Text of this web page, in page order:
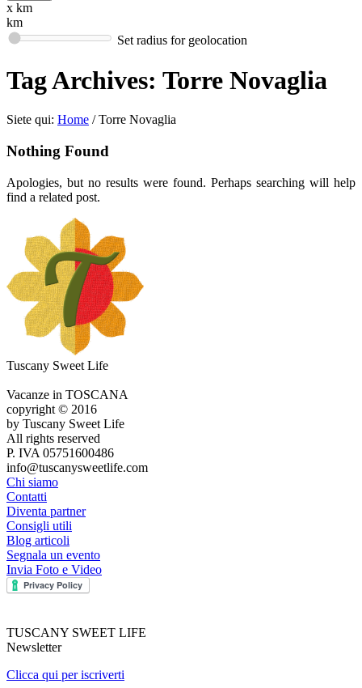
x km
km
Set radius for geolocation
Tag Archives: Torre Novaglia
Siete qui: Home / Torre Novaglia
Nothing Found
Apologies, but no results were found. Perhaps searching will help
find a related post.
Tuscany Sweet Life
Vacanze in TOSCANA
copyright © 2016
by Tuscany Sweet Life
All rights reserved
P. IVA 05751600486
info@tuscanysweetlife.com
Chi siamo
Contatti
Diventa partner
Consigli utili
Blog articoli
Segnala un evento
Invia Foto e Video
TUSCANY SWEET LIFE
Newsletter
Clicca qui per iscriverti